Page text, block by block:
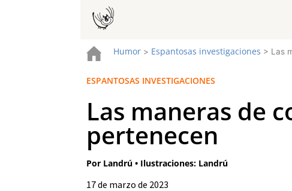
Humor> Espantosas investigaciones > Las
ESPANTOSAS INVESTIGACIONES
Las maneras de
pertenecen
Por Landrú • Ilustraciones: Landrú
17 de marzo de 2023